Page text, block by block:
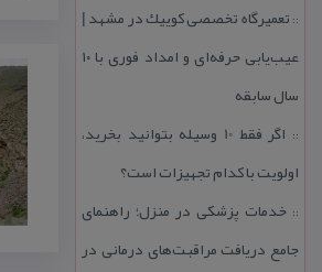
:: تعمیرگاه تخصصی كوییك در مشهد |
عیب‌یابی حرفه‌ای و امداد فوری با ۱۰
سال سابقه
::
اگر فقط 10 وسیله بتوانید بخرید،
اولویت با كدام تجهیزات است؟
:: خدمات پزشكی در منزل؛ راهنمای
جامع دریافت مراقبت‌های درمانی در